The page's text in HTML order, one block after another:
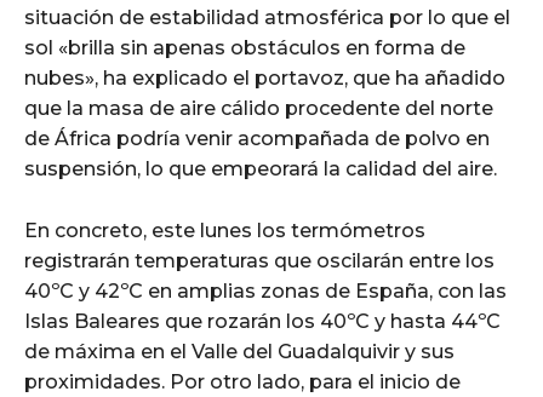
situación de estabilidad atmosférica por lo que el
sol «brilla sin apenas obstáculos en forma de
nubes», ha explicado el portavoz, que ha añadido
que la masa de aire cálido procedente del norte
de África podría venir acompañada de polvo en
suspensión, lo que empeorará la calidad del aire.
En concreto, este lunes los termómetros
registrarán temperaturas que oscilarán entre los
40ºC y 42ºC en amplias zonas de España, con las
Islas Baleares que rozarán los 40ºC y hasta 44ºC
de máxima en el Valle del Guadalquivir y sus
proximidades. Por otro lado, para el inicio de